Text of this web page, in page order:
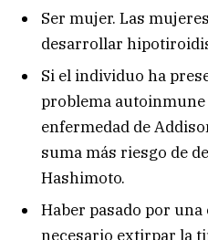
Ser mujer. Las
desarrollar
Si el individuo ha
problema
enfermedad de
suma más riesgo de
Hashimoto.
Haber pasado por
necesario extirpar la